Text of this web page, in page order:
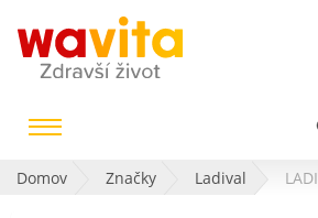
Domov Značky Ladival